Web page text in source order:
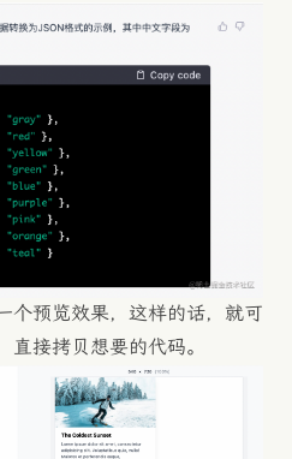
个预览效果，这样的话，就可
直接拷贝想要的代码。